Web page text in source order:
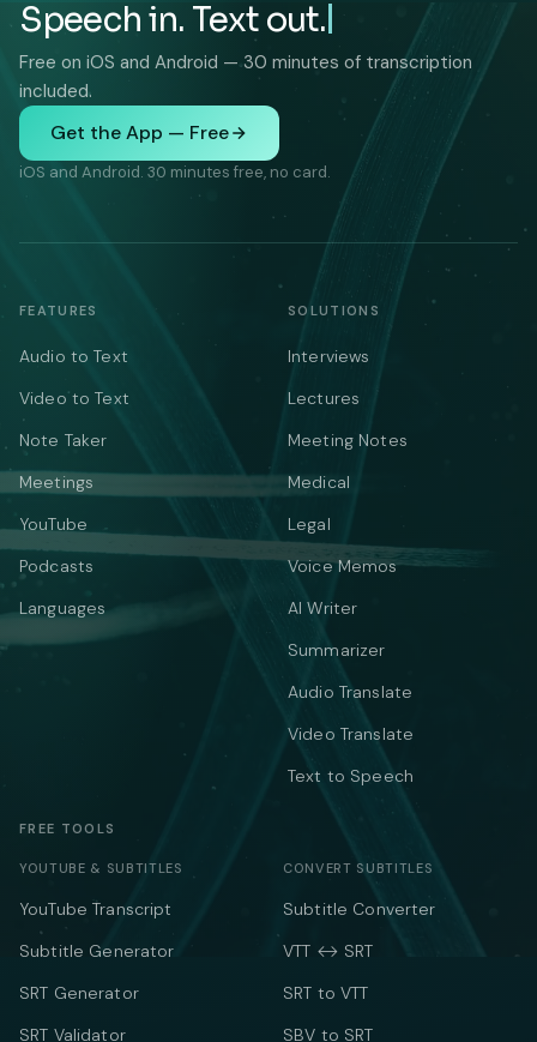
Speech in. Text out.
Free on iOS and Android — 30 minutes of transcription
included.
Get the App — Free
iOS and Android. 30 minutes free, no card.
FEATURES
Audio to Text
Video to Text
Note Taker
Meetings
YouTube
Podcasts
Languages
SOLUTIONS
Interviews
Lectures
Meeting Notes
Medical
Legal
Voice Memos
AI Writer
Summarizer
Audio Translate
Video Translate
Text to Speech
FREE TOOLS
YOUTUBE & SUBTITLES
YouTube Transcript
Subtitle Generator
SRT Generator
SRT Validator
CONVERT SUBTITLES
Subtitle Converter
VTT ↔ SRT
SRT to VTT
SBV to SRT